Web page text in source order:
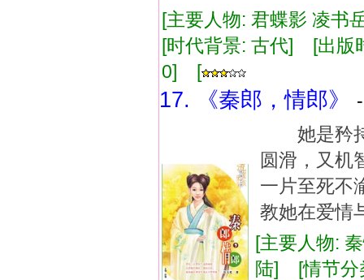
[主要人物: 君蝶影 凌
[时代背景: 古代] [出
0] [
17. 《秦郎，情郎》
她是矜
圆滑，又
一片至死
教她在爱情
[主要人物:
陆] [情节分